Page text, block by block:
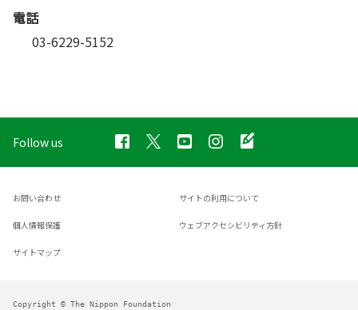
電話
03-6229-5152
Follow us
お問い合わせ サイトの利用について
個人情報保護 ウェブアクセシビリティ方針
サイトマップ
Copyright © The Nippon Foundation